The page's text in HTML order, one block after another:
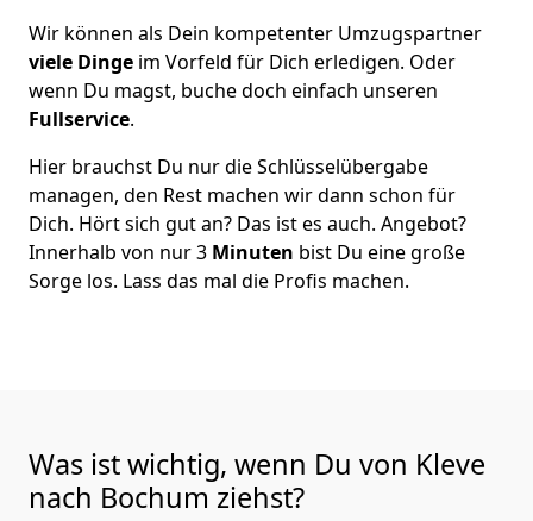
Wir können als Dein kompetenter Umzugspartner
viele Dinge im Vorfeld für Dich erledigen. Oder
wenn Du magst, buche doch einfach unseren
Fullservice.
Hier brauchst Du nur die Schlüsselübergabe
managen, den Rest machen wir dann schon für
Dich. Hört sich gut an? Das ist es auch. Angebot?
Innerhalb von nur 3 Minuten bist Du eine große
Sorge los. Lass das mal die Profis machen.
Was ist wichtig, wenn Du von Kleve
nach Bochum ziehst?